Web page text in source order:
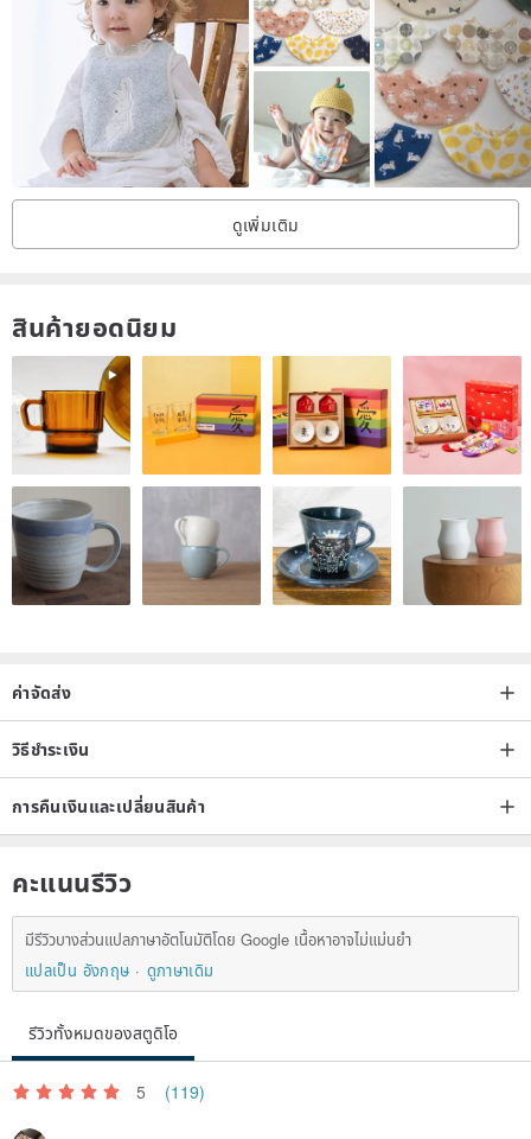
ดูเพิ่มเติม
สินค้ายอดนิยม
ค่าจัดส่ง
วิธีชำระเงิน
การคืนเงินและเปลี่ยนสินค้า
คะแนนรีวิว
มีรีวิวบางส่วนแปลภาษาอัตโนมัติโดย Google เนื้อหาอาจไม่แม่นยำ
แปลเป็น อังกฤษ
ดูภาษาเดิม
รีวิวทั้งหมดของสตูดิโอ
5 (119)